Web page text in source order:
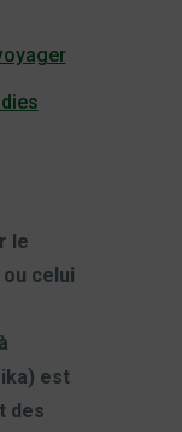
le
celui
est
des